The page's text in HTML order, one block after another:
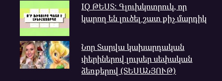
IQ ԹԵՍՏ: Գլուխկոտրուկ, որ
կարող են լուծել շատ քիչ մարդիկ
Նոր Տարվա կախարդական
փերիներով լույսեր սեփական
ձեռքերով (ՏԵՍԱՆՅՈՒԹ)